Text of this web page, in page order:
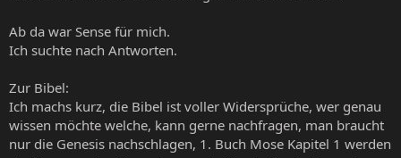
Ab da war Sense für mich.
Ich suchte nach Antworten.
Zur Bibel:
Ich machs kurz, die Bibel ist voller Widersprüche, wer genau
wissen möchte welche, kann gerne nachfragen, man braucht
nur die Genesis nachschlagen, 1. Buch Mose Kapitel 1 werden